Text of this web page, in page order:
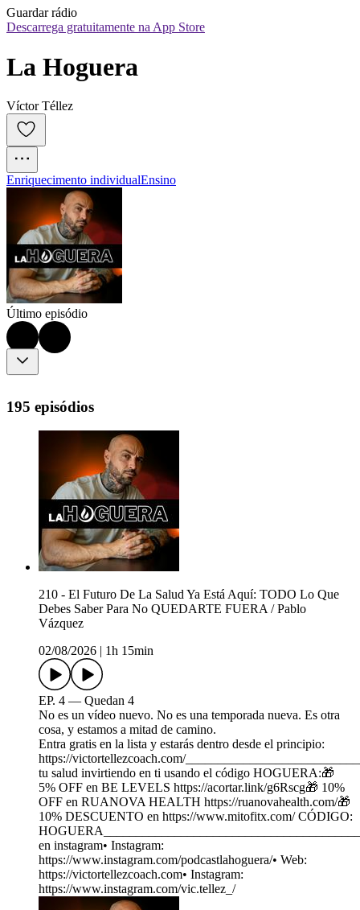
Guardar rádio
Descarrega gratuitamente na App Store
La Hoguera
Víctor Téllez
Enriquecimento individualEnsino
Último episódio
195 episódios
210 - El Futuro De La Salud Ya Está Aquí: TODO Lo Que
Debes Saber Para No QUEDARTE FUERA / Pablo
Vázquez
02/08/2026
1h 15min
EP. 4 — Quedan 4
No es un vídeo nuevo. No es una temporada nueva. Es otra
cosa, y estamos a mitad de camino.
Entra gratis en la lista y estarás dentro desde el principio:
https://victortellezcoach.com/
tu salud invirtiendo en ti usando el código HOGUERA:🎁
5% OFF en BE LEVELS https://acortar.link/g6Rscg🎁 10%
OFF en RUANOVA HEALTH https://ruanovahealth.com/🎁
10% DESCUENTO en https://www.mitofitx.com/ CÓDIGO:
en instagram• Instagram:
https://www.instagram.com/podcastlahoguera/• Web:
https://victortellezcoach.com• Instagram:
https://www.instagram.com/vic.tellez_/